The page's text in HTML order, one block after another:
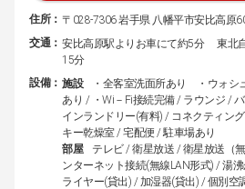
住所： 〒028-7306 岩手県 八幡平市安比高原
交通： 安比高原駅よりお車にて約5分 東北
15分
設備： 施設
・全客室洗面所あり ・ウォシ
あり / ・Wi－Fi接続完備 / ラウンジ /
インランドリー(有料) / コネクティン
キー乾燥室 / 宅配便 / 駐車場あり
部屋
テレビ / 衛星放送 / 衛星放送（
ンターネット接続(無線LAN形式) / 湯
ライヤー(貸出) / 加湿器(貸出) / 個別空